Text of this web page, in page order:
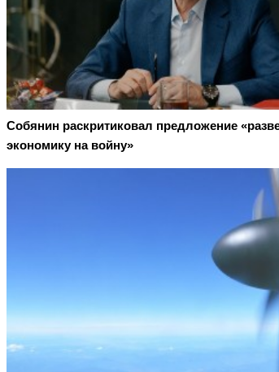
Собянин раскритиковал предложение
экономику на войну»